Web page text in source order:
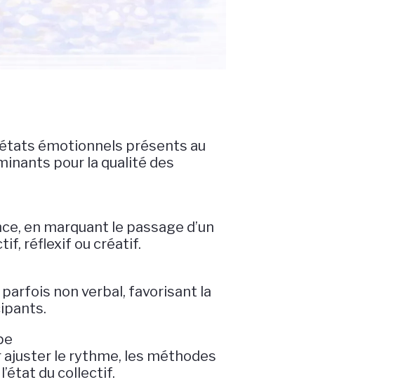
émotionnels présents au
pour la qualité des
en marquant le passage d’un
réflexif ou créatif.
non verbal, favorisant la
le rythme, les méthodes
du collectif.